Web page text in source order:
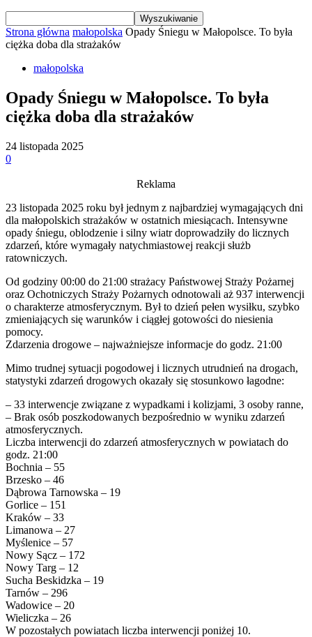
Strona główna małopolska Opady Śniegu w Małopolsce. To była
ciężka doba dla strażaków
małopolska
Opady Śniegu w Małopolsce. To była
ciężka doba dla strażaków
24 listopada 2025
0
Reklama
23 listopada 2025 roku był jednym z najbardziej wymagających dni
dla małopolskich strażaków w ostatnich miesiącach. Intensywne
opady śniegu, oblodzenie i silny wiatr doprowadziły do licznych
zdarzeń, które wymagały natychmiastowej reakcji służb
ratowniczych.
Od godziny 00:00 do 21:00 strażacy Państwowej Straży Pożarnej
oraz Ochotniczych Straży Pożarnych odnotowali aż 937 interwencji
o charakterze atmosferycznym. Był to dzień pełen wysiłku, szybko
zmieniających się warunków i ciągłej gotowości do niesienia
pomocy.
Zdarzenia drogowe – najważniejsze informacje do godz. 21:00
Mimo trudnej sytuacji pogodowej i licznych utrudnień na drogach,
statystyki zdarzeń drogowych okazały się stosunkowo łagodne:
– 33 interwencje związane z wypadkami i kolizjami, 3 osoby ranne,
– Brak osób poszkodowanych bezpośrednio w wyniku zdarzeń
atmosferycznych.
Liczba interwencji do zdarzeń atmosferycznych w powiatach do
godz. 21:00
Bochnia – 55
Brzesko – 46
Dąbrowa Tarnowska – 19
Gorlice – 151
Kraków – 33
Limanowa – 27
Myślenice – 57
Nowy Sącz – 172
Nowy Targ – 12
Sucha Beskidzka – 19
Tarnów – 296
Wadowice – 20
Wieliczka – 26
W pozostałych powiatach liczba interwencji poniżej 10.